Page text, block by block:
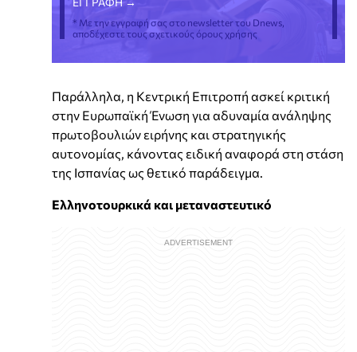
* Με την εγγραφή σας στο newsletter του Dnews,
αποδέχεστε τους σχετικούς όρους χρήσης
Παράλληλα, η Κεντρική Επιτροπή ασκεί κριτική
στην Ευρωπαϊκή Ένωση για αδυναμία ανάληψης
πρωτοβουλιών ειρήνης και στρατηγικής
αυτονομίας, κάνοντας ειδική αναφορά στη στάση
της Ισπανίας ως θετικό παράδειγμα.
Ελληνοτουρκικά και μεταναστευτικό